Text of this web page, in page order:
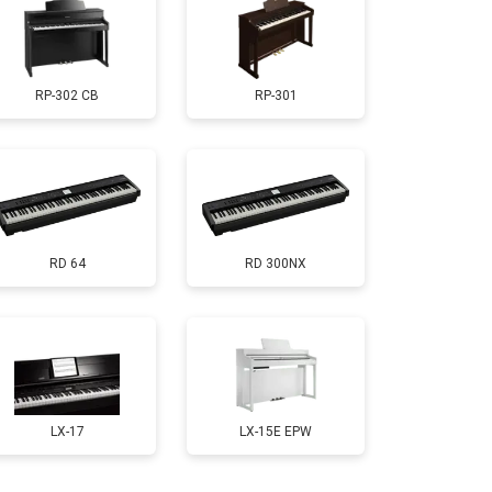
1800 ₽ Заказать
1200 ₽ Заказать
2000 ₽ Заказать
Заказать
1200 ₽
RP-302 CB RP-301
RD 64 RD 300NX
LX-17 LX-15E EPW